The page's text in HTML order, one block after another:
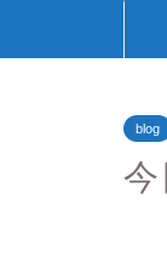
blog
今